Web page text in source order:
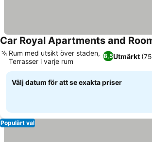
Car Royal Apartments and
8,5Utmärkt
Rum med utsikt över staden,
Terrasser i varje rum
Välj datum för att se exakta priser
Populärt val